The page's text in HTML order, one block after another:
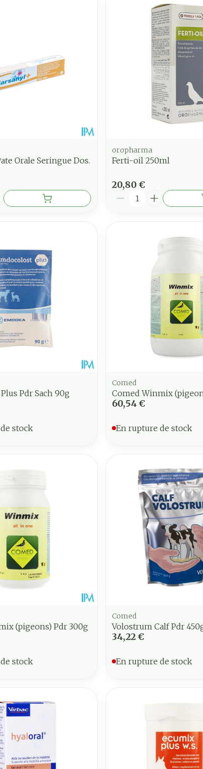
valeurs minimales et maximales du prix.
Orale Seringue Dos.
oropharma
Ferti-oil 250ml
20,80 €
Quantité
Pdr Sach 90g
stock
Comed
Comed Winmix
60,54 €
En rupture de stock
(pigeons) Pdr 300g
stock
Comed
Volostrum Calf Pdr
34,22 €
En rupture de stock